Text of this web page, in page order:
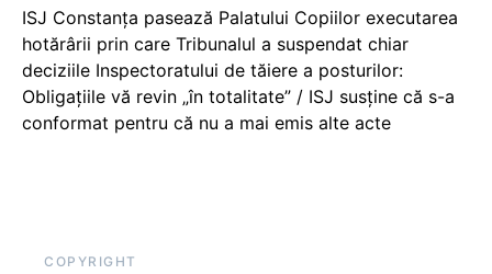
ISJ Constanța pasează Palatului Copiilor executarea
hotărârii prin care Tribunalul a suspendat chiar
deciziile Inspectoratului de tăiere a posturilor:
Obligațiile vă revin „în totalitate” / ISJ susține că s-a
conformat pentru că nu a mai emis alte acte
COPYRIGHT